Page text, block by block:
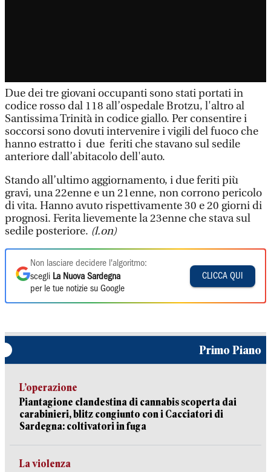
Due dei tre giovani occupanti sono stati portati in
codice rosso dal 118 all’ospedale Brotzu, l'altro al
Santissima Trinità in codice giallo. Per consentire i
soccorsi sono dovuti intervenire i vigili del fuoco che
hanno estratto i due feriti che stavano sul sedile
anteriore dall’abitacolo dell'auto.
Stando all’ultimo aggiornamento, i due feriti più
gravi, una 22enne e un 21enne, non corrono pericolo
di vita. Hanno avuto rispettivamente 30 e 20 giorni di
prognosi. Ferita lievemente la 23enne che stava sul
sedile posteriore. (l.on)
Non lasciare decidere l'algoritmo:
scegli La Nuova Sardegna
per le tue notizie su Google
CLICCA QUI
Primo Piano
L’operazione
Piantagione clandestina di cannabis scoperta dai
carabinieri, blitz congiunto con i Cacciatori di
Sardegna: coltivatori in fuga
La violenza